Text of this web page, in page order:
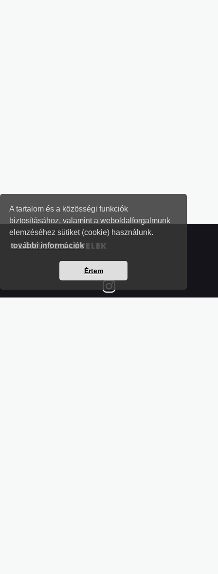
A tartalom és a közösségi funkciók
biztosításához, valamint a weboldalforgalmunk
elemzéséhez sütiket (cookie) használunk.
további információk
Értem
SZÁMVITELI LEVELEK